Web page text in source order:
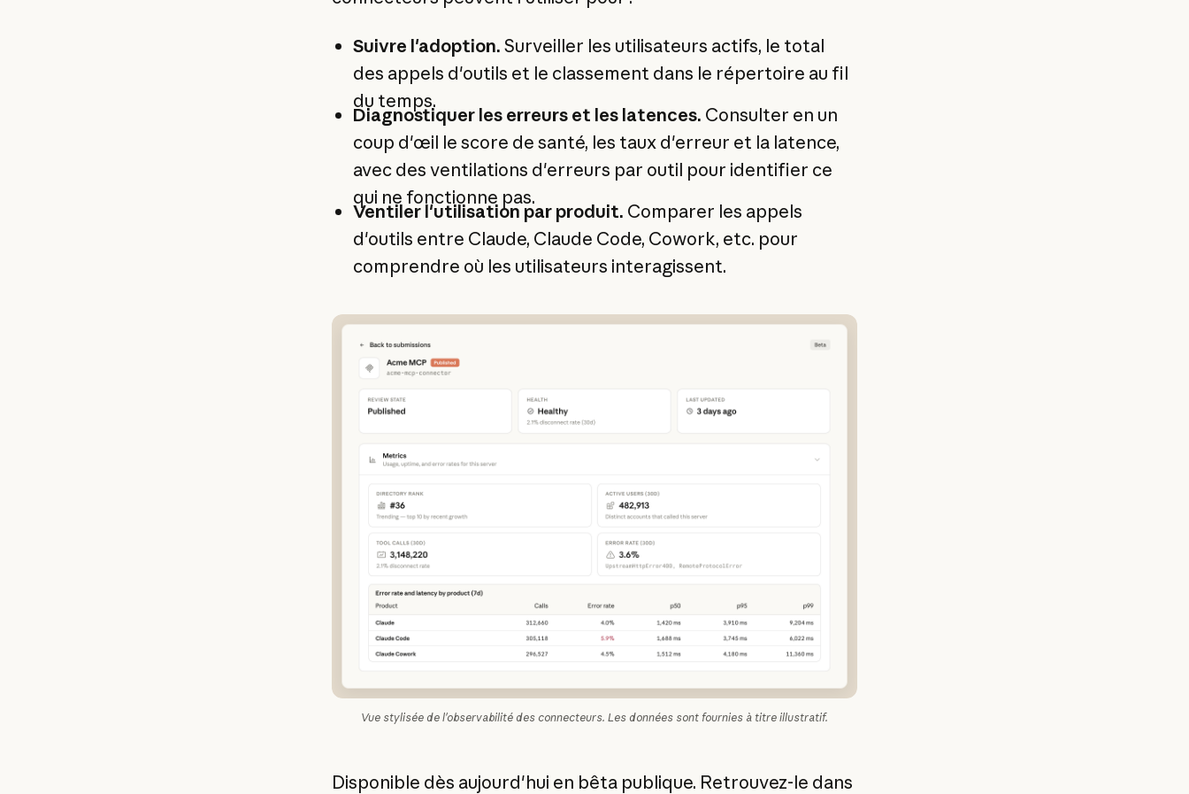
Suivre l'adoption. Surveiller les utilisateurs actifs, le total
des appels d'outils et le classement dans le répertoire au fil
du temps.
Diagnostiquer les erreurs et les latences. Consulter en un
coup d'œil le score de santé, les taux d'erreur et la latence,
avec des ventilations d'erreurs par outil pour identifier ce
qui ne fonctionne pas.
Ventiler l'utilisation par produit. Comparer les appels
d'outils entre Claude, Claude Code, Cowork, etc. pour
comprendre où les utilisateurs interagissent.
Vue stylisée de l'observabilité des connecteurs. Les données sont fournies à titre illustratif.
Disponible dès aujourd'hui en bêta publique. Retrouvez-le dans